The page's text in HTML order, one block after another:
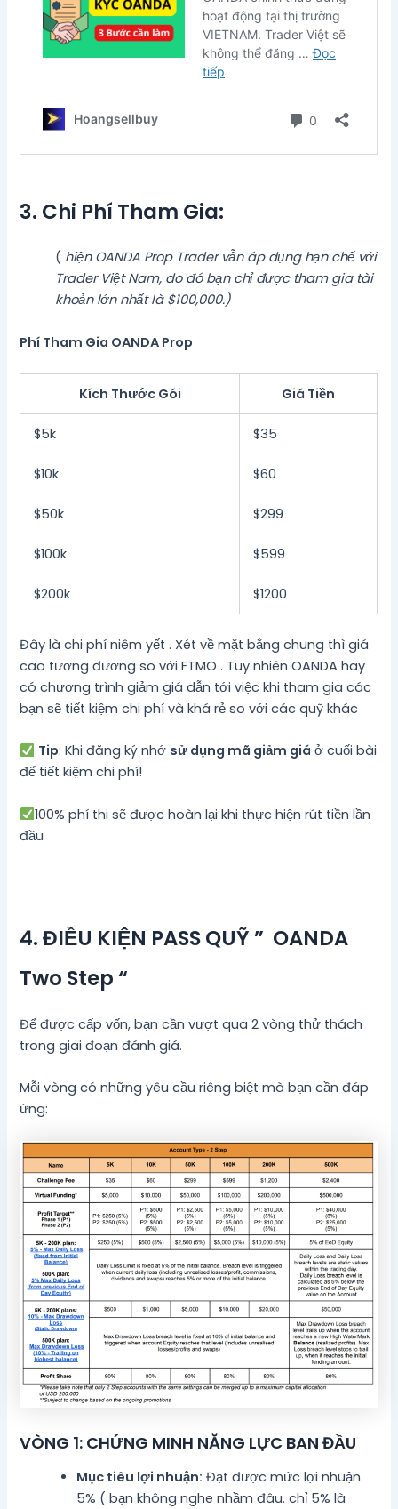
3. Chi Phí Tham Gia:
( hiện OANDA Prop Trader vẫn áp dụng hạn chế với
Trader Việt Nam, do đó bạn chỉ được tham gia tài
khoản lớn nhất là $100,000.)
Phí Tham Gia OANDA Prop
Kích Thước Gói Giá Tiền
$5k $35
$10k $60
$50k $299
$100k $599
$200k $1200
Đây là chi phí niêm yết . Xét về mặt bằng chung thì giá
cao tương đương so với FTMO . Tuy nhiên OANDA hay
có chương trình giảm giá dẫn tới việc khi tham gia các
bạn sẽ tiết kiệm chi phí và khá rẻ so với các quỹ khác
Tip: Khi đăng ký nhớ sử dụng mã giảm giá ở cuối bài
để tiết kiệm chi phí!
100% phí thi sẽ được hoàn lại khi thực hiện rút tiền lần
đầu
4. ĐIỀU KIỆN PASS QUỸ ” OANDA
Two Step “
Để được cấp vốn, bạn cần vượt qua 2 vòng thử thách
trong giai đoạn đánh giá.
Mỗi vòng có những yêu cầu riêng biệt mà bạn cần đáp
ứng:
VÒNG 1: CHỨNG MINH NĂNG LỰC BAN ĐẦU
Mục tiêu lợi nhuận: Đạt được mức lợi nhuận
5% ( bạn không nghe nhầm đâu. chỉ 5% là